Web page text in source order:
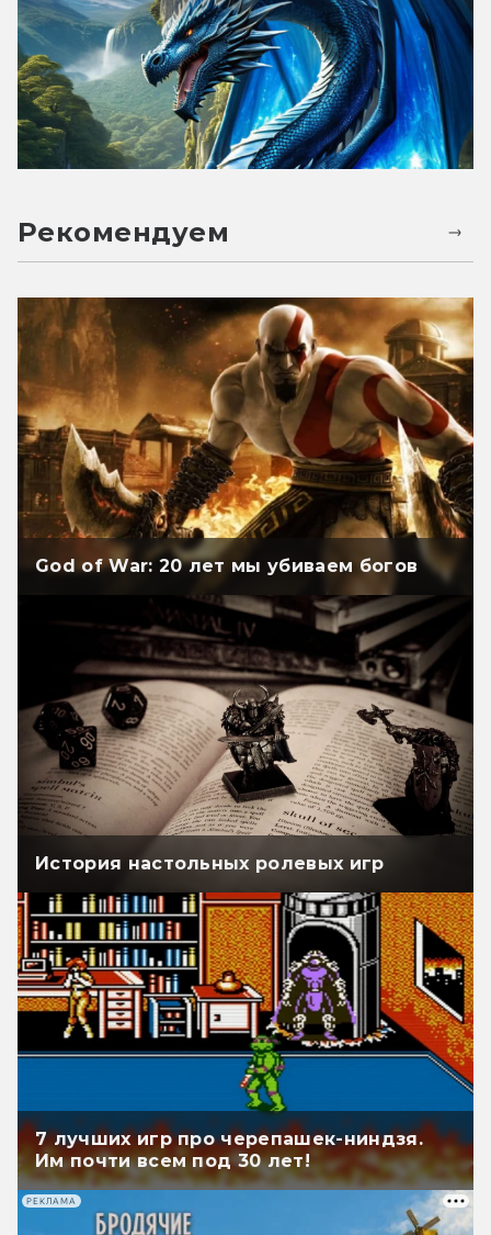
Рекомендуем
God of War: 20 лет мы убиваем богов
История настольных ролевых игр
7 лучших игр про черепашек-ниндзя.
Им почти всем под 30 лет!
РЕКЛАМА